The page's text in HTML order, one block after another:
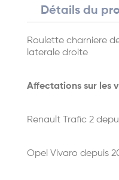
Détails du
Roulette charniere
laterale droite
Affectations sur les
Renault Trafic 2
Opel Vivaro depuis